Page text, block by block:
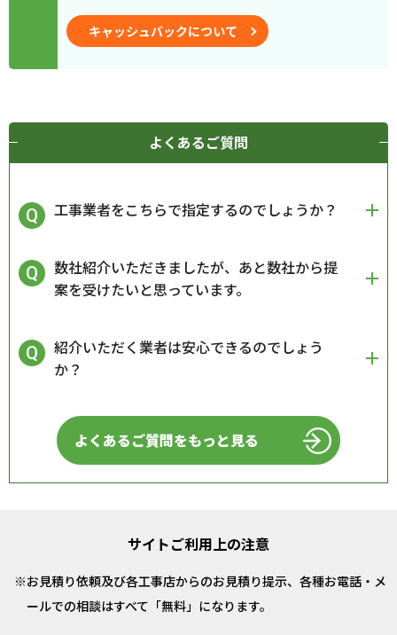
キャッシュバックについて
よくあるご質問
工事業者をこちらで指定するのでしょうか？
数社紹介いただきましたが、あと数社から提
案を受けたいと思っています。
紹介いただく業者は安心できるのでしょう
か？
よくあるご質問をもっと見る
サイトご利用上の注意
お見積り依頼及び各工事店からのお見積り提示、各種お電話・メ
ールでの相談はすべて「無料」になります。